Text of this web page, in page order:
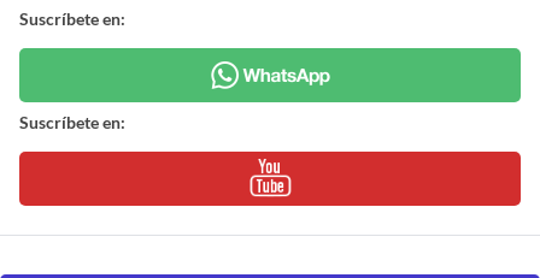
Suscríbete en:
Suscríbete en: